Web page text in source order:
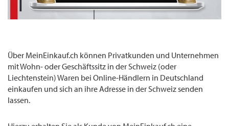
Über MeinEinkauf.ch können Privatkunden und Unternehmen
mit Wohn- oder Geschäftssitz in der Schweiz (oder
Liechtenstein) Waren bei Online-Händlern in Deutschland
einkaufen und sich an ihre Adresse in der Schweiz senden
lassen.